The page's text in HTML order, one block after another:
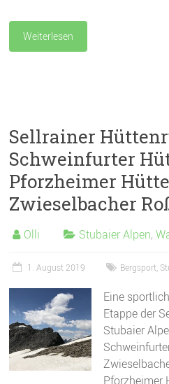
Weiterlesen
Sellrainer
Schweinfurter
Pforzheimer
Zwieselbacher
Olli Stubaier Alpen,
1. August 2019 Bergsport
Eine
Etappe der
Stubaier
Pforzheimer